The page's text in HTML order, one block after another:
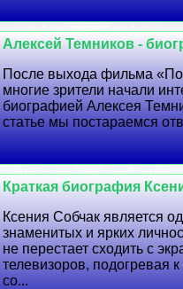
Алексей Темников -
После выхода фильма
многие зрители начали
биографией Алексея
статье мы постараемся
Краткая биография
Ксения Собчак является
знаменитых и ярких
не перестает сходить с
телевизоров, подогревая
со...